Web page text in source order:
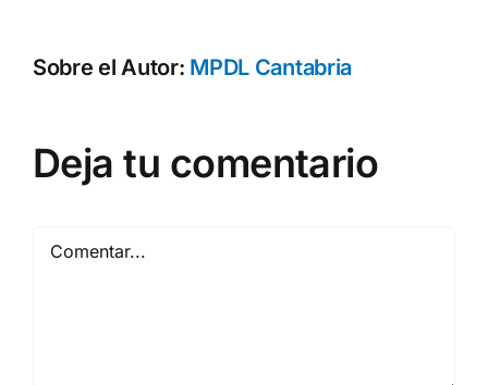
Sobre el Autor: MPDL Cantabria
Deja tu comentario